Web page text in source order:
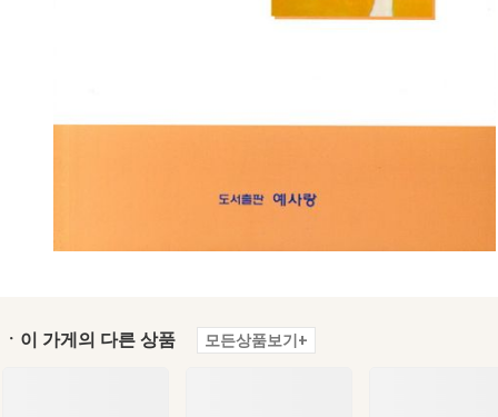
ㆍ이 가게의 다른 상품 모든상품보기+